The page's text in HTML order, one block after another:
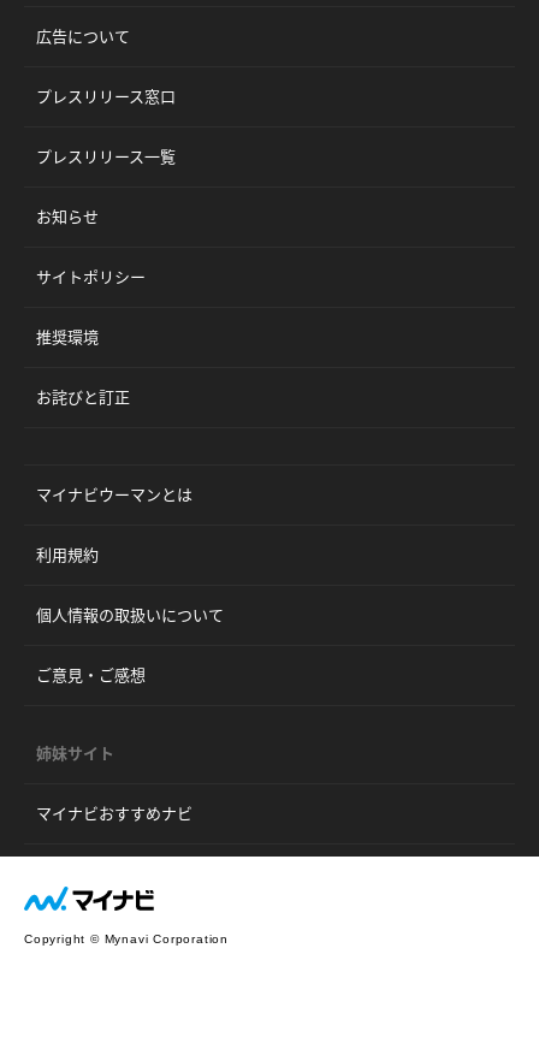
広告について
プレスリリース窓口
プレスリリース一覧
お知らせ
サイトポリシー
推奨環境
お詫びと訂正
マイナビウーマンとは
利用規約
個人情報の取扱いについて
ご意見・ご感想
姉妹サイト
マイナビおすすめナビ
Copyright © Mynavi Corporation